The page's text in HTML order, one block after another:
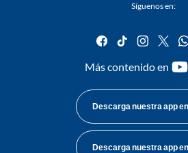
Síguenos en:
facebook
tiktok
Más contenido en
Descarga nuestra app en
Descarga nuestra app en